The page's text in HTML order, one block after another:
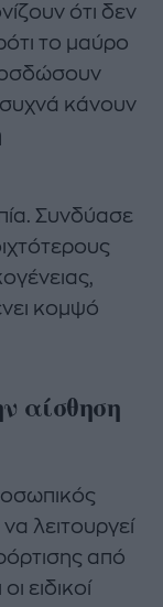
ότι δεν
το μαύρο
κάνουν
Συνδύασε
κομψό
αίσθηση
λειτουργεί
από
ειδικοί